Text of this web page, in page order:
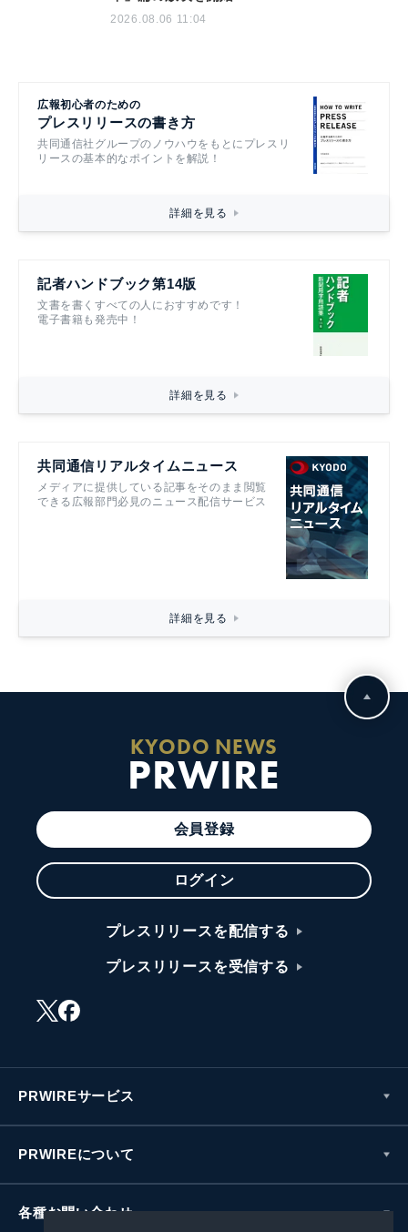
2026.08.06 11:04
広報初心者のための
プレスリリースの書き方
共同通信社グループのノウハウをもとにプレスリ
リースの基本的なポイントを解説！
詳細を見る
記者ハンドブック第14版
文書を書くすべての人におすすめです！
電子書籍も発売中！
詳細を見る
共同通信リアルタイムニュース
メディアに提供している記事をそのまま閲覧
できる広報部門必見のニュース配信サービス
詳細を見る
KYODO NEWS
PRWIRE
会員登録
ログイン
プレスリリースを配信する
プレスリリースを受信する
PRWIREサービス
PRWIREについて
各種お問い合わせ